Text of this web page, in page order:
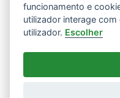
funcionamento e
utilizador interage
utilizador. Escolher